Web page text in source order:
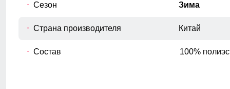
Измеряется по переднему шву, от
шва.
Сезон Зима
Страна производителя Китай
Состав 100%